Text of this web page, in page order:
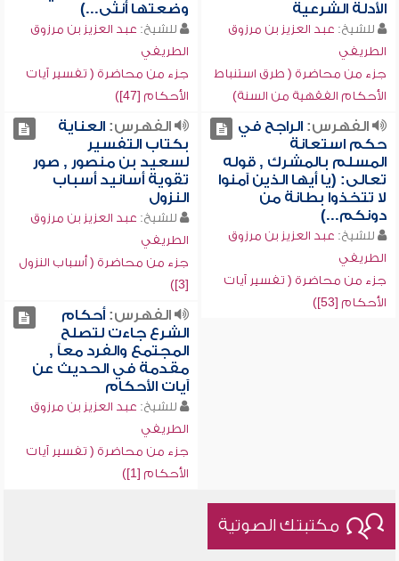
الأدلة الشرعية
للشيخ: عبد العزيز بن مرزوق
الطريفي
جزء من محاضرة ( طرق استنباط
الأحكام الفقهية من السنة)
وضعتها أنثى...)
للشيخ: عبد العزيز بن مرزوق
الطريفي
جزء من محاضرة ( تفسير آيات
الأحكام [47])
الفهرس:الراجح في
حكم استعانة
المسلم بالمشرك , قوله
تعالى: (يا أيها الذين آمنوا
لا تتخذوا بطانة من
دونكم...)
للشيخ: عبد العزيز بن مرزوق
الطريفي
جزء من محاضرة ( تفسير آيات
الأحكام [53])
الفهرس:العناية
بكتاب التفسير
لسعيد بن منصور , صور
تقوية أسانيد أسباب
النزول
للشيخ: عبد العزيز بن مرزوق
الطريفي
جزء من محاضرة ( أسباب النزول
[3])
الفهرس:أحكام
الشرع جاءت لتصلح
المجتمع والفرد معاً ,
مقدمة في الحديث عن
آيات الأحكام
للشيخ: عبد العزيز بن مرزوق
الطريفي
جزء من محاضرة ( تفسير آيات
الأحكام [1])
مكتبتك الصوتية